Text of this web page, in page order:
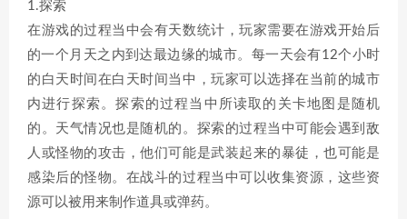
1.探索
在游戏的过程当中会有天数统计，玩家需要在游戏开始后
的一个月天之内到达最边缘的城市。每一天会有12个小时
的白天时间在白天时间当中，玩家可以选择在当前的城市
内进行探索。探索的过程当中所读取的关卡地图是随机
的。天气情况也是随机的。探索的过程当中可能会遇到敌
人或怪物的攻击，他们可能是武装起来的暴徒，也可能是
感染后的怪物。在战斗的过程当中可以收集资源，这些资
源可以被用来制作道具或弹药。